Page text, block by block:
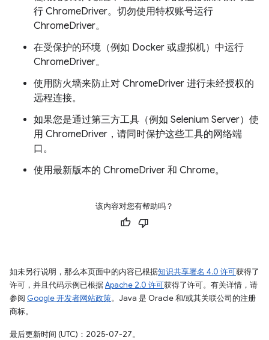
行 ChromeDriver。切勿使用特权账号运行
ChromeDriver。
在受保护的环境（例如 Docker 或虚拟机）中运行
ChromeDriver。
使用防火墙来防止对 ChromeDriver 进行未经授权的
远程连接。
如果您是通过第三方工具（例如 Selenium Server）使
用 ChromeDriver，请同时保护这些工具的网络端
口。
使用最新版本的 ChromeDriver 和 Chrome。
该内容对您有帮助吗？
如未另行说明，那么本页面中的内容已根据知识共享署名 4.0 许可获得了
许可，并且代码示例已根据Apache 2.0 许可获得了许可。有关详情，请
参阅 Google 开发者网站政策。Java 是 Oracle 和/或其关联公司的注册
商标。
最后更新时间 (UTC)：2025-07-27。